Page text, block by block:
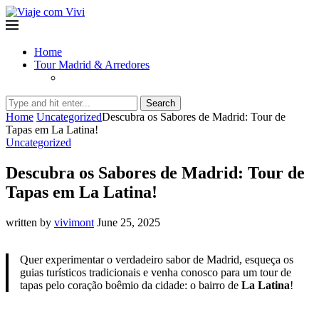
Home
Tour Madrid & Arredores
Search
Home UncategorizedDescubra os Sabores de Madrid: Tour de
Tapas em La Latina!
Uncategorized
Descubra os Sabores de Madrid: Tour de
Tapas em La Latina!
written by vivimont June 25, 2025
Quer experimentar o verdadeiro sabor de Madrid, esqueça os
guias turísticos tradicionais e venha conosco para um tour de
tapas pelo coração boêmio da cidade: o bairro de La Latina!